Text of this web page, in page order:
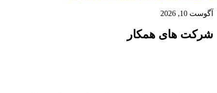
آگوست 10, 2026
شرکت های همکار